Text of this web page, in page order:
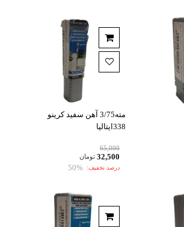
مته3/75 آهن سفید کرینو
338ایتالیا
65,000
32,500 تومان
درصد تخفیف: 50%